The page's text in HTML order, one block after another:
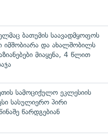
ბათუმის საავადმყოფოს
იმშობიარა და ახალშობილს
მიაყენა, 4 წლით
სამოციქულო ეკლესიის
სასულიერო პირი
წარდგებიან